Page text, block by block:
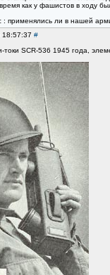
как у фашистов в ходу
: применялись ли в нашей
18:57:37 #
токи SCR-536 1945 года,